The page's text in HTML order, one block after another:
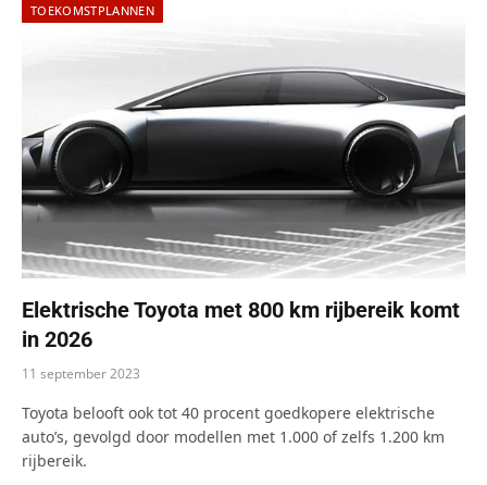
TOEKOMSTPLANNEN
Elektrische Toyota met 800 km rijbereik komt
in 2026
11 september 2023
Toyota belooft ook tot 40 procent goedkopere elektrische
auto’s, gevolgd door modellen met 1.000 of zelfs 1.200 km
rijbereik.